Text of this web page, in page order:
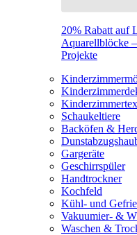
20% Rabatt auf
Aquarellblöcke
Projekte
Schaukeltiere
Backöfen &
Gargeräte
Geschirrspüler
Handtrockner
Kochfeld
Kühl- und
Vakuumier- &
Waschen &